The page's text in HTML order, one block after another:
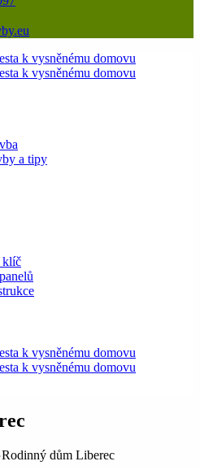
a tipy
klíč
Rodinný dům Liberec